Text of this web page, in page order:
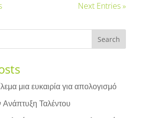
Next Entries »
μια ευκαιρία για απολογισμό
Ταλέντου